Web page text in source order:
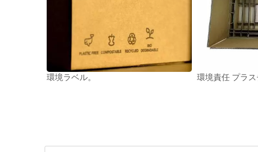
環境ラベル。